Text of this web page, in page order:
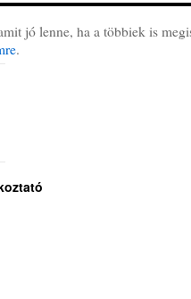
jó lenne, ha a többiek is
.